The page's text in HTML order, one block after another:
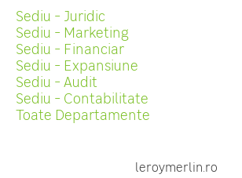
Sediu - Juridic
Sediu - Marketing
Sediu - Financiar
Sediu - Expansiune
Sediu - Audit
Sediu - Contabilitate
Toate Departamente
leroymerlin.ro